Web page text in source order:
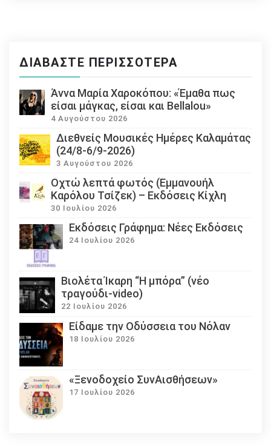
ΔΙΑΒΆΣΤΕ ΠΕΡΙΣΣΌΤΕΡΑ
Άννα Μαρία Χαροκόπου: «Έμαθα πως
είσαι μάγκας, είσαι και Bellalou»
4 Αυγούστου 2026
Διεθνείς Μουσικές Ημέρες Καλαμάτας
(24/8-6/9-2026)
3 Αυγούστου 2026
Οχτώ λεπτά φωτός (Εμμανουήλ
Καρόλου Τσίζεκ) – Εκδόσεις Κίχλη
30 Ιουλίου 2026
Εκδόσεις Γράφημα: Νέες Εκδόσεις
24 Ιουλίου 2026
Βιολέτα Ίκαρη “Η μπόρα” (νέο
τραγούδι-video)
22 Ιουλίου 2026
Eίδαμε την Οδύσσεια του Νόλαν
18 Ιουλίου 2026
«Ξενοδοχείο ΣυνΑισθήσεων»
17 Ιουλίου 2026